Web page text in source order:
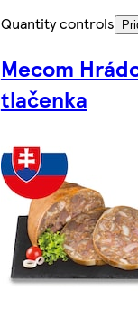
Quantity controls
Mecom
tlačenka